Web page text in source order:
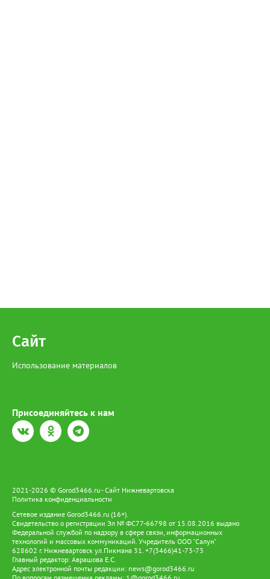
Сайт
Использование материалов
Присоединяйтесь к нам
2021-2026 © Gorod3466.ru - Сайт Нижневартовска
Политика конфиденциальности
Сетевое издание Gorod3466.ru (16+).
Свидетельство о регистрации Эл № ФС77-66798 от 15.08.2016 выдано
Федеральной службой по надзору в сфере связи, информационных
технологий и массовых коммуникаций. Учредитель ООО "Салун"
628602 г. Нижневартовск ул.Пикмана 31. +7(3466)41-73-73
Главный редактор: Аврашова Е.С.
Адрес электронной почты редакции: news@gorod3466.ru